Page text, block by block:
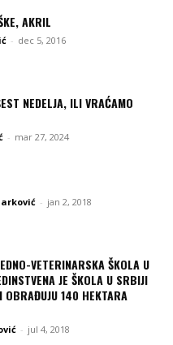
AKRIL
- dec 5, 2016
NEDELJA, ILI VRAĆAMO
- mar 27, 2024
- jan 2, 2018
VETERINARSKA ŠKOLA U
JE ŠKOLA U SRBIJI
OBRAĐUJU 140 HEKTARA
- jul 4, 2018